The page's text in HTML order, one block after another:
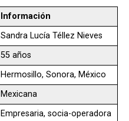
Información
Sandra Lucía Téllez Nieves
55 años
Hermosillo, Sonora, México
Mexicana
Empresaria, socia-operadora